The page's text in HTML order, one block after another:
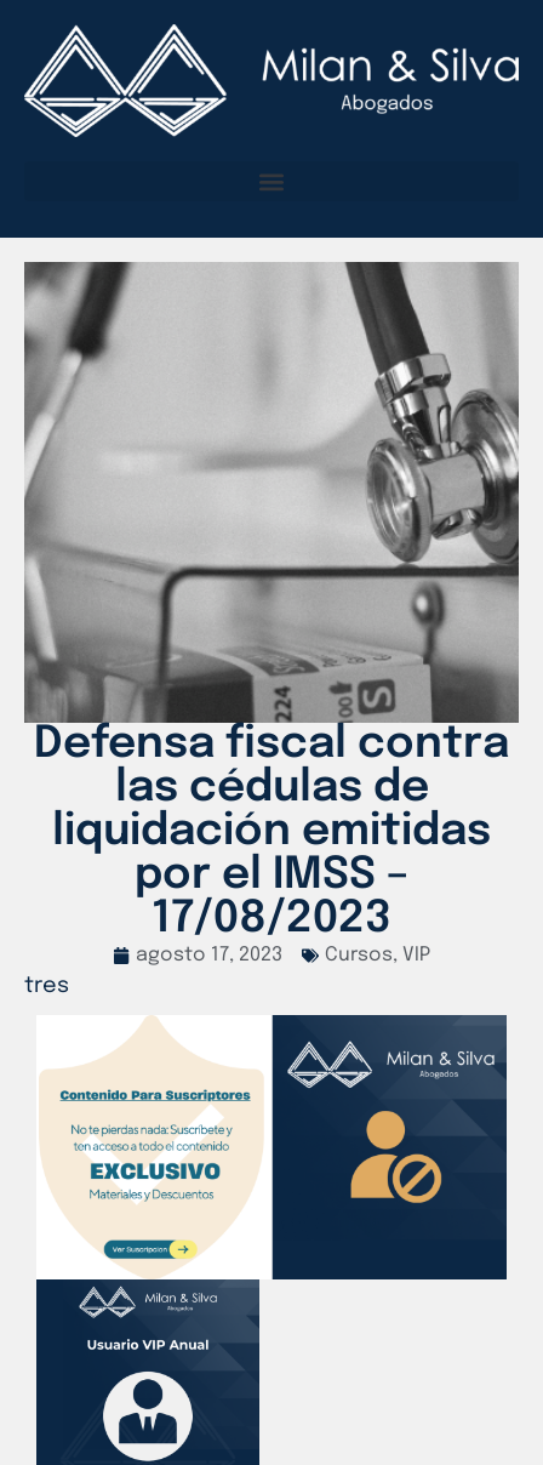
Defensa fiscal contra
las cédulas de
liquidación emitidas
por el IMSS –
17/08/2023
agosto 17, 2023 Cursos, VIP
tres